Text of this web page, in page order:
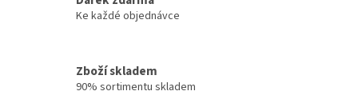
y
s
Ke každé objednávce
Zboží skladem
90% sortimentu skladem